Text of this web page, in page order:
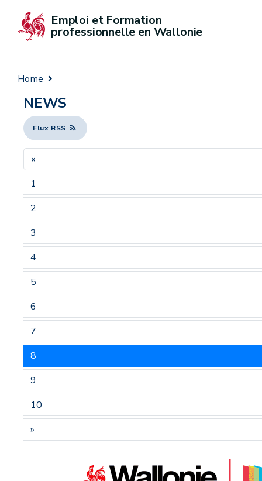
Emploi et Formation
professionnelle en Wallonie
Home
NEWS
Flux RSS
«
1
2
3
4
5
6
7
8
9
10
»